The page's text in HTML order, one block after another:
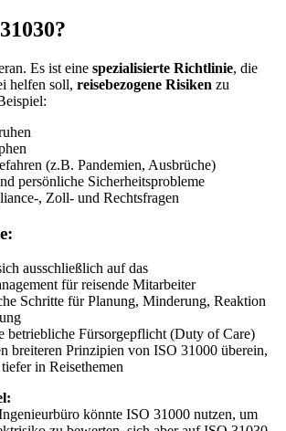
Es ist eine spezialisierte Richtlinie, die
helfen soll, reisebezogene Risiken zu
(z.B. Pandemien, Ausbrüche)
persönliche Sicherheitsprobleme
, Zoll- und Rechtsfragen
ausschließlich auf das
für reisende Mitarbeiter
Schritte für Planung, Minderung, Reaktion
betriebliche Fürsorgepflicht (Duty of Care)
breiteren Prinzipien von ISO 31000 überein,
in Reisethemen
könnte ISO 31000 nutzen, um